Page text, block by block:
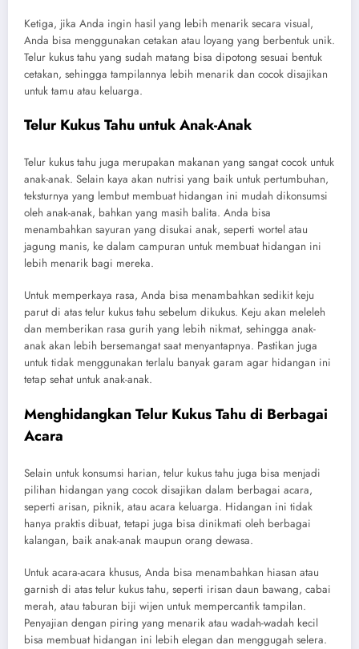
Ketiga, jika Anda ingin hasil yang lebih menarik secara visual,
Anda bisa menggunakan cetakan atau loyang yang berbentuk unik.
Telur kukus tahu yang sudah matang bisa dipotong sesuai bentuk
cetakan, sehingga tampilannya lebih menarik dan cocok disajikan
untuk tamu atau keluarga.
Telur Kukus Tahu untuk Anak-Anak
Telur kukus tahu juga merupakan makanan yang sangat cocok untuk
anak-anak. Selain kaya akan nutrisi yang baik untuk pertumbuhan,
teksturnya yang lembut membuat hidangan ini mudah dikonsumsi
oleh anak-anak, bahkan yang masih balita. Anda bisa
menambahkan sayuran yang disukai anak, seperti wortel atau
jagung manis, ke dalam campuran untuk membuat hidangan ini
lebih menarik bagi mereka.
Untuk memperkaya rasa, Anda bisa menambahkan sedikit keju
parut di atas telur kukus tahu sebelum dikukus. Keju akan meleleh
dan memberikan rasa gurih yang lebih nikmat, sehingga anak-
anak akan lebih bersemangat saat menyantapnya. Pastikan juga
untuk tidak menggunakan terlalu banyak garam agar hidangan ini
tetap sehat untuk anak-anak.
Menghidangkan Telur Kukus Tahu di Berbagai
Acara
Selain untuk konsumsi harian, telur kukus tahu juga bisa menjadi
pilihan hidangan yang cocok disajikan dalam berbagai acara,
seperti arisan, piknik, atau acara keluarga. Hidangan ini tidak
hanya praktis dibuat, tetapi juga bisa dinikmati oleh berbagai
kalangan, baik anak-anak maupun orang dewasa.
Untuk acara-acara khusus, Anda bisa menambahkan hiasan atau
garnish di atas telur kukus tahu, seperti irisan daun bawang, cabai
merah, atau taburan biji wijen untuk mempercantik tampilan.
Penyajian dengan piring yang menarik atau wadah-wadah kecil
bisa membuat hidangan ini lebih elegan dan menggugah selera.